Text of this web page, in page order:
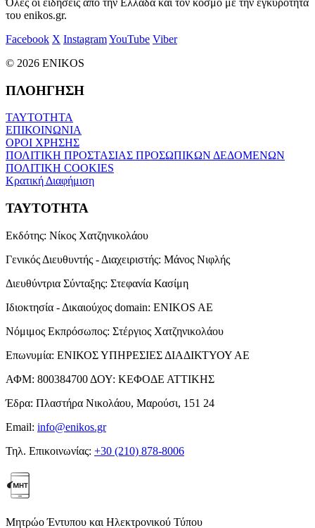
Όλες οι ειδήσεις από την Ελλάδα και τον κόσμο με την εγκυρότητα
του enikos.gr.
Facebook X InstagramYouTube Viber
© 2026 ENIKOS
ΠΛΟΗΓΗΣΗ
ΤΑΥΤΟΤΗΤΑ
ΕΠΙΚΟΙΝΩΝΙΑ
ΟΡΟΙ ΧΡΗΣΗΣ
ΠΟΛΙΤΙΚΗ ΠΡΟΣΤΑΣΙΑΣ ΠΡΟΣΩΠΙΚΩΝ ΔΕΔΟΜΕΝΩΝ
ΠΟΛΙΤΙΚΗ COOKIES
Κρατική Διαφήμιση
ΤΑΥΤΟΤΗΤΑ
Εκδότης: Νίκος Χατζηνικολάου
Γενικός Διευθυντής - Διαχειριστής: Μάνος Νιφλής
Διευθύντρια Σύνταξης: Στεφανία Κασίμη
Ιδιοκτησία - Δικαιούχος domain: ENIKOS AE
Νόμιμος Εκπρόσωπος: Στέργιος Χατζηνικολάου
Επωνυμία: ΕΝΙΚΟΣ ΥΠΗΡΕΣΙΕΣ ΔΙΑΔΙΚΤΥΟΥ ΑΕ
ΑΦΜ: 800384700 ΔΟΥ: ΚΕΦΟΔΕ ΑΤΤΙΚΗΣ
Έδρα: Πλαστήρα Νικολάου, Μαρούσι, 151 24
Email: info@enikos.gr
Τηλ. Επικοινωνίας: +30 (210) 878-8006
Μητρώο Έντυπου και Ηλεκτρονικού Τύπου